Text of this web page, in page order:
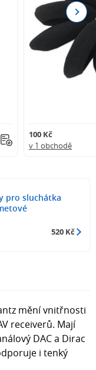
100 Kč
v 1 obchodě
Next
pro sluchátka
520 Kč